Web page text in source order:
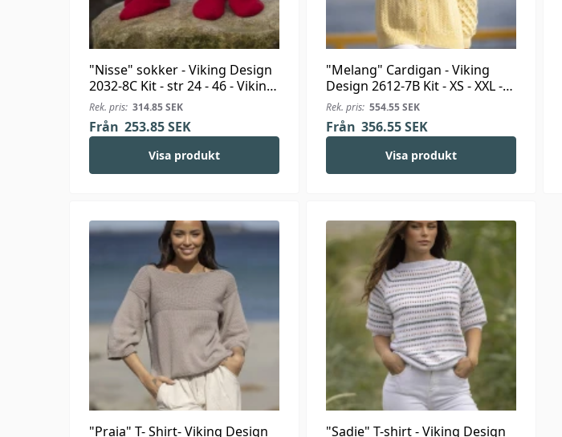
"Nisse" sokker - Viking Design
2032-8C Kit - str 24 - 46 - Viking
Alpaca Storm
Rek. pris: 314.85SEK
Från 253.85SEK
Visa produkt
"Melang" Cardigan - Viking
Design 2612-7B Kit - XS - XXL -
Viking Bambino
Rek. pris: 554.55SEK
Från 356.55SEK
Visa produkt
"Praia" T- Shirt- Viking Design
"Sadie" T-shirt - Viking Design